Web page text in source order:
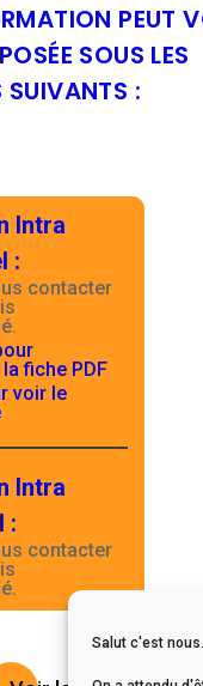
Salut c'est
PEUT
SOUS LES
SUIVANTS :
Intra
:
contacter
fiche PDF
voir le
Intra
:
contacter